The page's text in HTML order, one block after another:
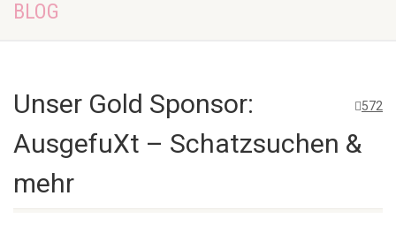
BLOG
572
Unser Gold Sponsor:
AusgefuXt – Schatzsuchen &
mehr